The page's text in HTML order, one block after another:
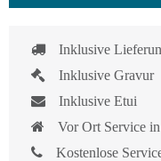
Inklusive
Inklusive Gravur
Inklusive Etui
Vor Ort Service
Kostenlose